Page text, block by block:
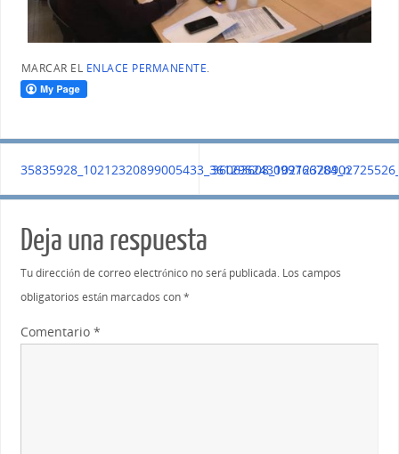
MARCAR EL ENLACE PERMANENTE.
35835928_10212320899005433_361295243099766784_n
Deja una respuesta
Tu dirección de correo electrónico no será publicada. Los campos
obligatorios están marcados con*
Comentario *